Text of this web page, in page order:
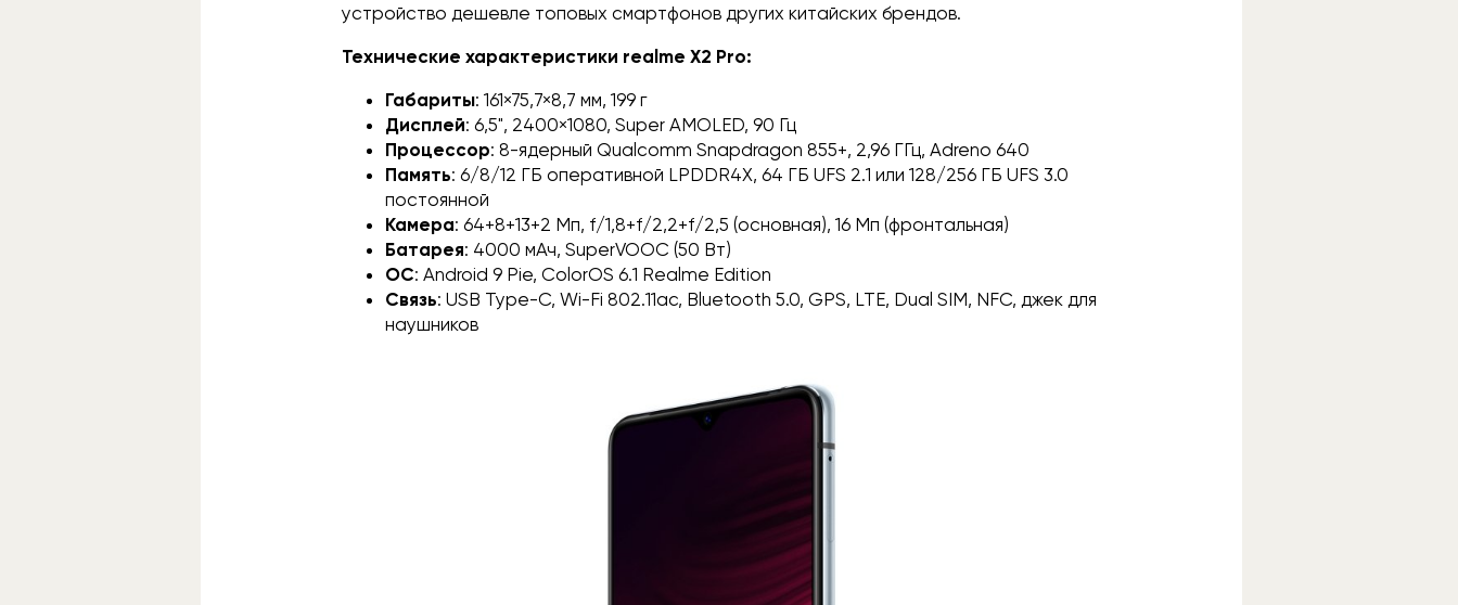
устройство дешевле топовых смартфонов других китайских брендов.
Технические характеристики realme X2 Pro:
Габариты: 161×75,7×8,7 мм, 199 г
Дисплей: 6,5", 2400×1080, Super AMOLED, 90 Гц
Процессор: 8-ядерный Qualcomm Snapdragon 855+, 2,96 ГГц, Adreno 640
Память: 6/8/12 ГБ оперативной LPDDR4X, 64 ГБ UFS 2.1 или 128/256 ГБ UFS 3.0
постоянной
Камера: 64+8+13+2 Мп, f/1,8+f/2,2+f/2,5 (основная), 16 Мп (фронтальная)
Батарея: 4000 мАч, SuperVOOC (50 Вт)
ОС: Android 9 Pie, ColorOS 6.1 Realme Edition
Связь: USB Type-C, Wi-Fi 802.11ac, Bluetooth 5.0, GPS, LTE, Dual SIM, NFC, джек для
наушников